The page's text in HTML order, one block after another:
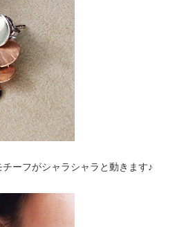
ーフがシャラシャラと動きます♪